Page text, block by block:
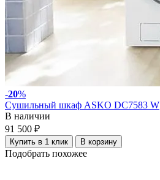
-20%
Сушильный шкаф ASKO DC7583 W
В наличии
91 500 ₽
Купить в 1 клик В корзину
Подобрать похожее